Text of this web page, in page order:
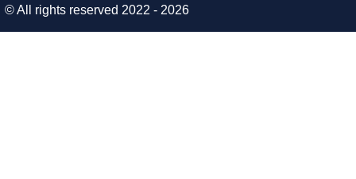
© All rights reserved 2022 - 2026